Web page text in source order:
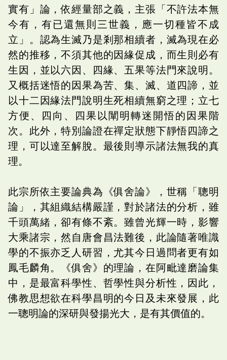
實有」論，依經量部之義，主張「不許法本無
今有，有已還無則三世義，應一切種皆不成
立」。認為生滅乃是剎那相續者，滅為現在必
然的推移，不須其他的因緣促成，而生則必有
生因，並以六因、四緣、五果等法門來說明。
又概括迷悟的因果為苦、集、滅、道四諦，並
以十二因緣法門說明生死相續無窮之理；立七
方便、四向、四果以闡明轉迷開悟的因果階
次。此外，特別論證在禪定狀態下靜悟四諦之
理，可以達至解脫。最後則導示諸法無我的真
理。
此宗所依主要論典為《俱舍論》，世稱「聰明
論」，其組織結構嚴謹，對於諸法的分析，雖
千頭萬緒，卻有條不紊。雖曾光輝一時，影響
大乘諸宗，然自唐會昌法難後，此論隨著唯識
學的不振亦乏人研習，尤其今日過問者更有如
鳳毛麟角。《俱舍》的理論，在阿毗達磨論集
中，是最富科學性、哲學性與分析性，因此，
佛教思想欲在科學昌明的今日及未來發展，此
一聰明論的深研與發揚光大，是有其價值的。